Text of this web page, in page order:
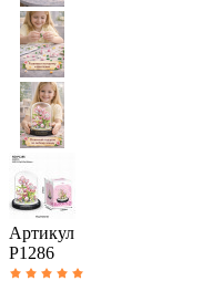
Артикул
P1286